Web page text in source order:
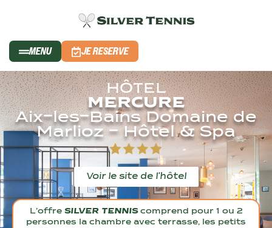
MENU JE RESERVE
HÔTEL
MERCURE
Aix-les-Bains Domaine de
Marlioz - Hôtel & Spa
Voir le site de l'hôtel
L’offre SILVER TENNIScomprend pour 1 ou 2
personnes la chambre avec terrasse, les petits